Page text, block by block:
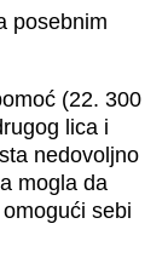
posebnim
(22. 300
lica i
nedovoljno
mogla da
sebi